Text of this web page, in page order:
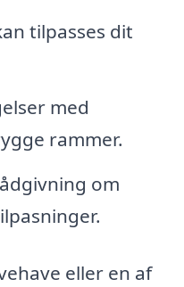
tilpasses dit
med
rammer.
om
eller en af